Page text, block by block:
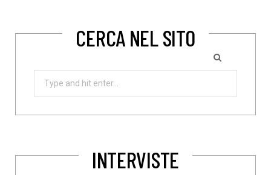
CERCA NEL SITO
Search
INTERVISTE